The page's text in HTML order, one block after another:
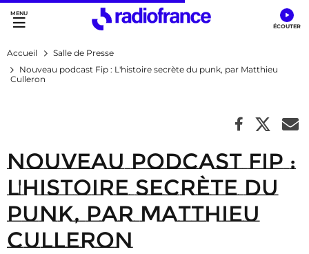
Accès direct :
Menu principal
Contenu
Accueil
Salle de Presse
Nouveau podcast Fip : L'histoire secrète du punk, par Matthieu
Culleron
Nouveau podcast Fip :
L'histoire secrète du
punk, par Matthieu
Culleron